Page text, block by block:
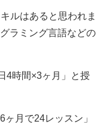
ルはあると思われま
ラミング言語などの
4時間×3ヶ月」と授
月で24レッスン」